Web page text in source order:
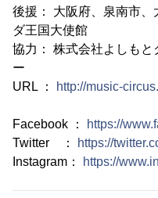
後援： 大阪府、泉南市
ダ王国大使館
協力： 株式会社よしも
ー
URL ：
http://music-
Facebook ：
https://
Twitter ：
https://
Instagram：
https://